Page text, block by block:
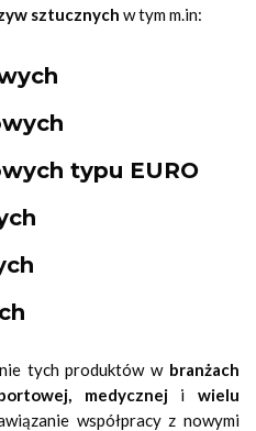
sztucznych w tym m.in:
typu EURO
tych produktów w branżach
medyczneji wielu
współpracy z nowymi